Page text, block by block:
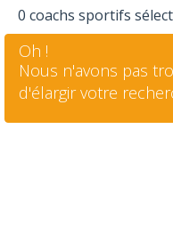
0 coachs sportifs
Oh !
Nous n'avons pas
d'élargir votre